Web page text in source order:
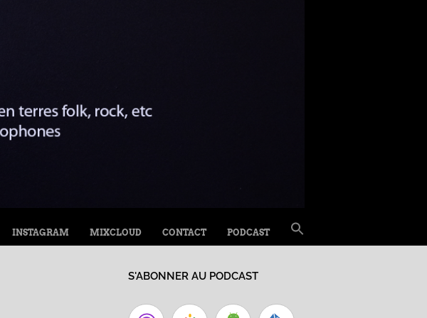
INSTAGRAM MIXCLOUD CONTACT PODCAST
FOR:
Search Button
S'ABONNER AU PODCAST